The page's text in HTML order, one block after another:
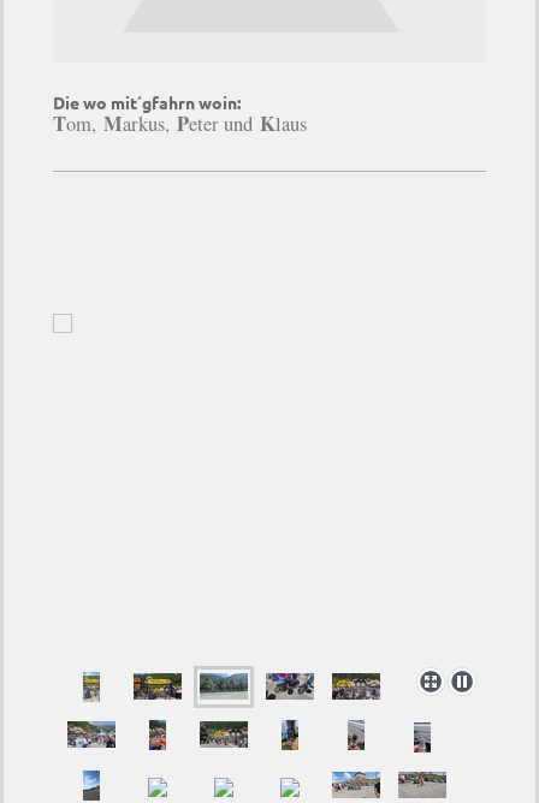
Die wo mit´gfahrn woin:
Tom, Markus, Peter und Klaus